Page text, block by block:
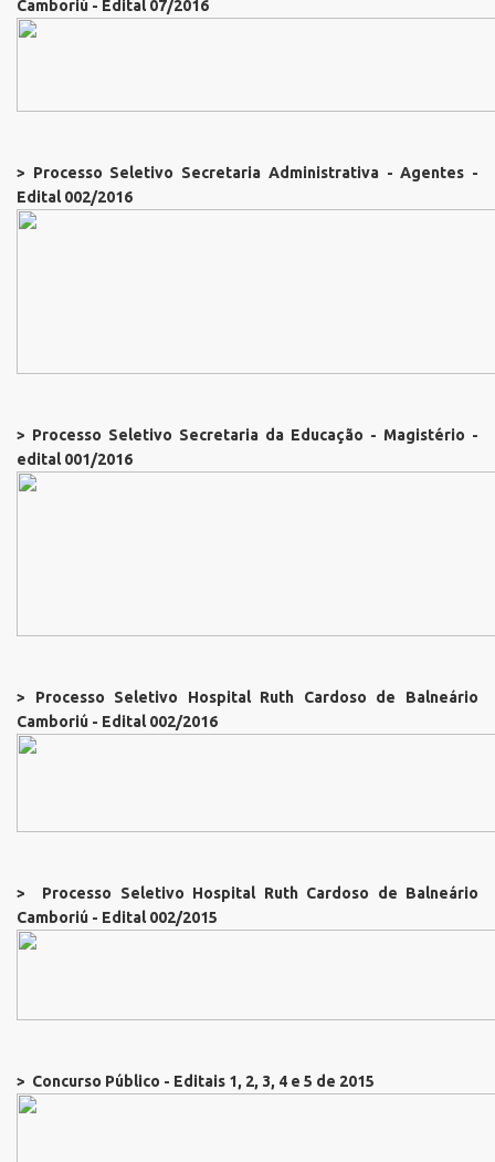
Camboriú - Edital 07/2016
> Processo Seletivo Secretaria Administrativa - Agentes -
Edital 002/2016
> Processo Seletivo Secretaria da Educação - Magistério -
edital 001/2016
> Processo Seletivo Hospital Ruth Cardoso de Balneário
Camboriú - Edital 002/2016
> Processo Seletivo Hospital Ruth Cardoso de Balneário
Camboriú - Edital 002/2015
> Concurso Público - Editais 1, 2, 3, 4 e 5 de 2015